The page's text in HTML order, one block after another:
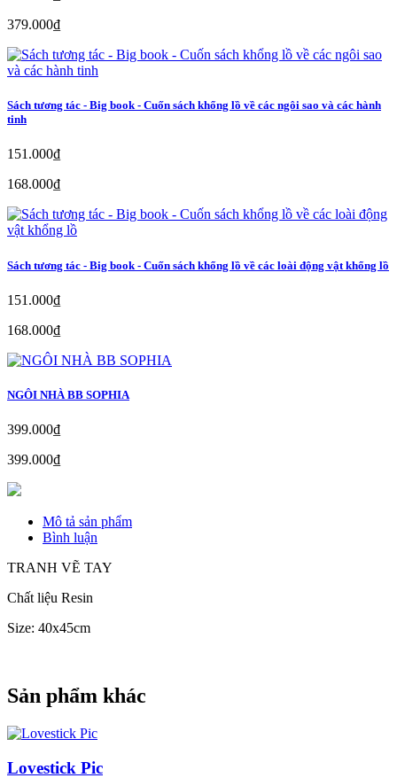
379.000₫
Sách tương tác - Big book - Cuốn sách khổng lồ về các ngôi sao và các hành
tinh
151.000₫
168.000₫
Sách tương tác - Big book - Cuốn sách khổng lồ về các loài động vật khổng lồ
151.000₫
168.000₫
NGÔI NHÀ BB SOPHIA
399.000₫
399.000₫
Mô tả sản phẩm
Bình luận
TRANH VẼ TAY
Chất liệu Resin
Size: 40x45cm
Sản phẩm khác
Lovestick Pic